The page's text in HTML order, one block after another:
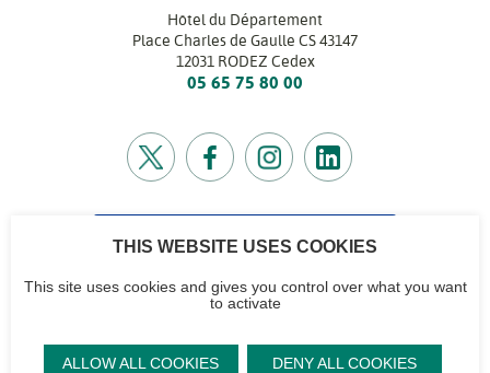
Hôtel du Département
Place Charles de Gaulle CS 43147
12031 RODEZ Cedex
05 65 75 80 00
CONTACTEZ-NOUS
Contactez-nous
Accéder à notre
Mentions
Plan du site
THIS WEBSITE USES COOKIES
This site uses cookies and gives you control over what you want
to activate
ALLOW ALL COOKIES DENY ALL COOKIES